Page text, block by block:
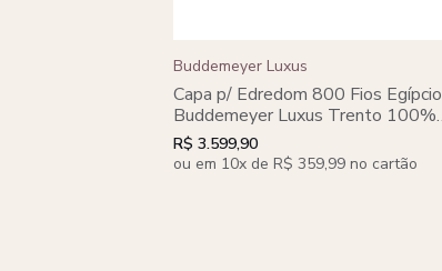
Buddemeyer Luxus
Capa p/ Edredom 800 Fios Egípcio
Buddemeyer Luxus Trento 100%
Algodão Penteado c/ bordado
Prata
R$ 3.599,90
ou em 10x de R$ 359,99 no cartão